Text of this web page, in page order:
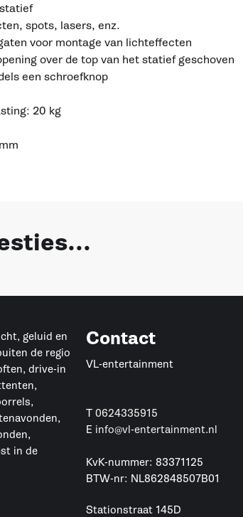
spots, lasers, enz.
voor montage van lichteffecten
over de top van het statief geschoven
een schroefknop
20 kg
geluid en
de regio
drive-in
in de
Contact
VL-entertainment
T 0624335915
E info@vl-entertainment.nl
KvK-nummer: 83371125
BTW-nr: NL862848507B01
Stationstraat 145D